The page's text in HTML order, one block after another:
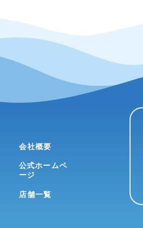
会社概要
公式ホームペ
ージ
店舗一覧